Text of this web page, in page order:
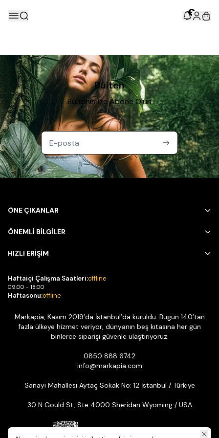
5
Bülten
Bültenimize Abone Olun
ÖNE ÇIKANLAR
ÖNEMLİ BİLGİLER
HIZLI ERİŞİM
Haftaiçi Çalışma Saatleri:offline
09:00 - 18:00
Haftasonu:offline
Markapia, Kasım 2019’da İstanbul’da kuruldu. Bugün 140’tan
fazla ülkeye hizmet veriyor, dünyanın beş kıtasına her gün
binlerce siparişi güvenle ulaştırıyoruz.
0850 888 6742
info@markapia.com
Sanayi Mahallesi Aytaç Sokak No: 12 İstanbul / Türkiye
30 N Gould St, Ste 4000 Sheridan Wyoming / USA